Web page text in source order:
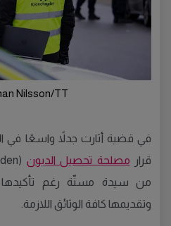
Nilsson/TT
في قضية أثارت جدلاً واسعًا في
قرار مصلحة تحصيل الديون
من سيدة مسنّة رغم تأكيدها
وتقديمها كافة الوثائق اللازمة.